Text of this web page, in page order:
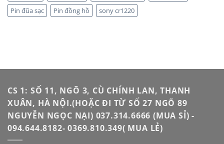
Pin đũa sạc
Pin đồng hồ sony cr1220
CS 1: SỐ 11, NGÕ 3, CÙ CHÍNH LAN, THANH
XUÂN, HÀ NỘI.(HOẶC ĐI TỪ SỐ 27 NGÕ 89
NGUYỄN NGỌC NẠI) 037.314.6666 (MUA SỈ) -
094.644.8182- 0369.810.349( MUA LẺ)